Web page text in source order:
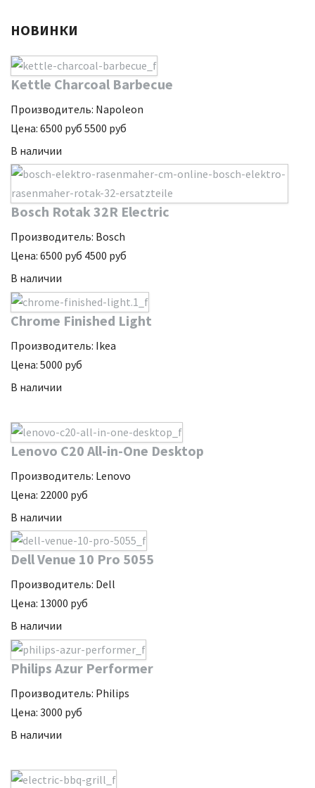
НОВИНКИ
Kettle Charcoal Barbecue
Производитель: Napoleon
Цена: 6500 руб 5500 руб
В наличии
Bosch Rotak 32R Electric
Производитель: Bosch
Цена: 6500 руб 4500 руб
В наличии
Chrome Finished Light
Производитель: Ikea
Цена: 5000 руб
В наличии
Lenovo C20 All-in-One Desktop
Производитель: Lenovo
Цена: 22000 руб
В наличии
Dell Venue 10 Pro 5055
Производитель: Dell
Цена: 13000 руб
В наличии
Philips Azur Performer
Производитель: Philips
Цена: 3000 руб
В наличии